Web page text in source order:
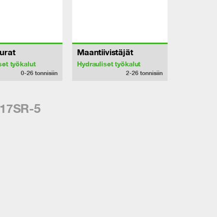
työkalut
0-26tonnisiin
Maantiivistäjät
Hydrauliset työkalut
2-26 tonnisiin
5